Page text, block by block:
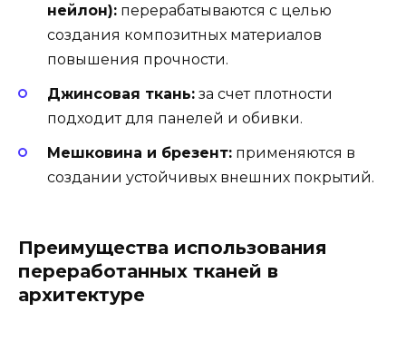
нейлон): перерабатываются с целью
создания композитных материалов
повышения прочности.
Джинсовая ткань: за счет плотности
подходит для панелей и обивки.
Мешковина и брезент: применяются в
создании устойчивых внешних покрытий.
Преимущества использования
переработанных тканей в
архитектуре